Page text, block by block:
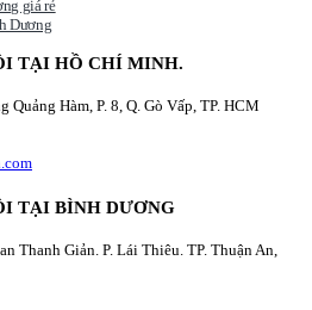
giá rẻ
Dương
TẠI HỒ CHÍ MINH.
Quảng Hàm, P. 8, Q. Gò Vấp, TP. HCM
TẠI BÌNH DƯƠNG
Thanh Giản. P. Lái Thiêu. TP. Thuận An,